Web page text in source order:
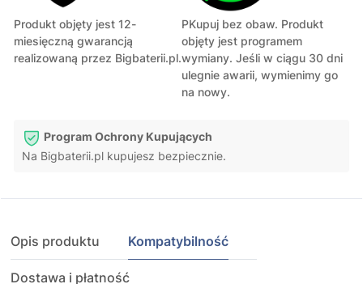
Produkt objęty jest 12-
miesięczną gwarancją
realizowaną przez Bigbaterii.pl.
PKupuj bez obaw. Produkt
objęty jest programem
wymiany. Jeśli w ciągu 30 dni
ulegnie awarii, wymienimy go
na nowy.
Program Ochrony Kupujących
Na Bigbaterii.pl kupujesz bezpiecznie.
Opis produktu Kompatybilność
Dostawa i płatność